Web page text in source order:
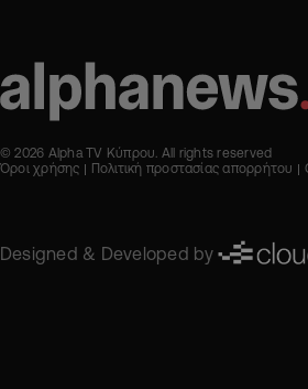
© 2026 Alpha TV Κύπρου. All rights reserved
Όροι χρήσης
Πολιτική προστασίας απορρήτου
Designed & Developed by